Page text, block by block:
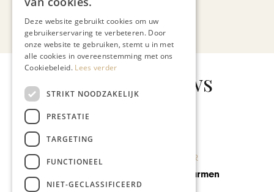
Bekijk alle artikelen
Gerelateerd nieuws
KUNST & CULTUUR
Zomeropera Carmen
Deze website gebruikt cookies om uw
gebruikerservaring te verbeteren. Door
onze website te gebruiken, stemt u in met
alle cookies in overeenstemming met ons
Cookiebeleid. Lees verder
STRIKT NOODZAKELIJK
PRESTATIE
TARGETING
FUNCTIONEEL
NIET-GECLASSIFICEERD